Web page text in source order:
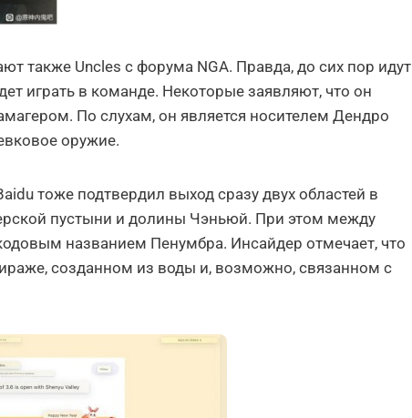
также Uncles с форума NGA. Правда, до сих пор идут
играть в команде. Некоторые заявляют, что он
По слухам, он является носителем Дендро
оружие.
тоже подтвердил выход сразу двух областей в
пустыни и долины Чэньюй. При этом между
названием Пенумбра. Инсайдер отмечает, что
созданном из воды и, возможно, связанном с